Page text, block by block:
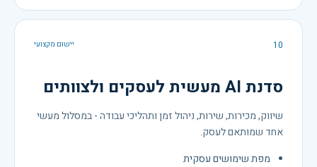
10 יישום מקצועי
סדנת AI מעשית לעסקים ולצוותים
שיווק, מכירות, שירות, ניהול זמן ותהליכי עבודה - במסלול מעשי
אחד שמותאם לעסק.
מפת שימושים עסקית